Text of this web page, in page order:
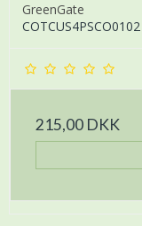
GreenGate
COTCUS4PSCO0102
215,00 DKK